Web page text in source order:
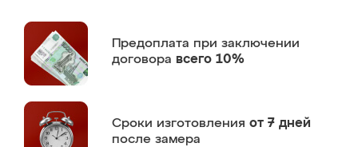
Предоплата при заключении
договора всего 10%
Сроки изготовления от 7 дней
после замера